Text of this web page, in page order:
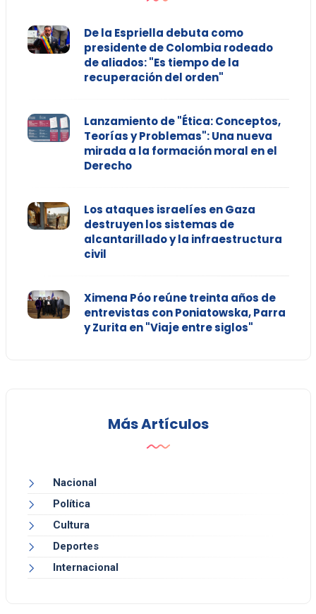
De la Espriella debuta como
presidente de Colombia rodeado
de aliados: "Es tiempo de la
recuperación del orden"
Lanzamiento de "Ética: Conceptos,
Teorías y Problemas": Una nueva
mirada a la formación moral en el
Derecho
Los ataques israelíes en Gaza
destruyen los sistemas de
alcantarillado y la infraestructura
civil
Ximena Póo reúne treinta años de
entrevistas con Poniatowska, Parra
y Zurita en "Viaje entre siglos"
Más Artículos
Nacional
Política
Cultura
Deportes
Internacional